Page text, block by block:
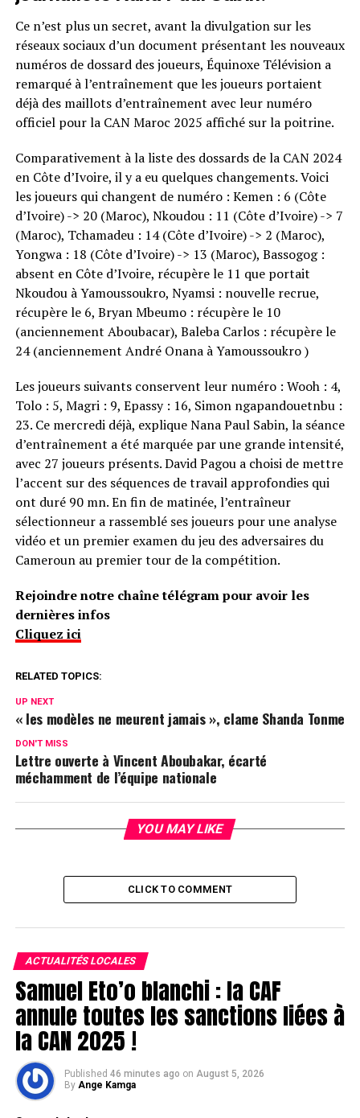
Ce n’est plus un secret, avant la divulgation sur les
réseaux sociaux d’un document présentant les nouveaux
numéros de dossard des joueurs, Équinoxe Télévision a
remarqué à l’entraînement que les joueurs portaient
déjà des maillots d’entraînement avec leur numéro
officiel pour la CAN Maroc 2025 affiché sur la poitrine.
Comparativement à la liste des dossards de la CAN 2024
en Côte d’Ivoire, il y a eu quelques changements. Voici
les joueurs qui changent de numéro : Kemen : 6 (Côte
d’Ivoire) -> 20 (Maroc), Nkoudou : 11 (Côte d’Ivoire) -> 7
(Maroc), Tchamadeu : 14 (Côte d’Ivoire) -> 2 (Maroc),
Yongwa : 18 (Côte d’Ivoire) -> 13 (Maroc), Bassogog :
absent en Côte d’Ivoire, récupère le 11 que portait
Nkoudou à Yamoussoukro, Nyamsi : nouvelle recrue,
récupère le 6, Bryan Mbeumo : récupère le 10
(anciennement Aboubacar), Baleba Carlos : récupère le
24 (anciennement André Onana à Yamoussoukro )
Les joueurs suivants conservent leur numéro : Wooh : 4,
Tolo : 5, Magri : 9, Epassy : 16, Simon ngapandouetnbu :
23. Ce mercredi déjà, explique Nana Paul Sabin, la séance
d’entraînement a été marquée par une grande intensité,
avec 27 joueurs présents. David Pagou a choisi de mettre
l’accent sur des séquences de travail approfondies qui
ont duré 90 mn. En fin de matinée, l’entraîneur
sélectionneur a rassemblé ses joueurs pour une analyse
vidéo et un premier examen du jeu des adversaires du
Cameroun au premier tour de la compétition.
Rejoindre notre chaîne télégram pour avoir les
dernières infos
Cliquez ici
RELATED TOPICS:
UP NEXT
« les modèles ne meurent jamais », clame Shanda Tonme
DON'T MISS
Lettre ouverte à Vincent Aboubakar, écarté
méchamment de l’équipe nationale
YOU MAY LIKE
CLICK TO COMMENT
ACTUALITÉS LOCALES
Samuel Eto’o blanchi : la CAF
annule toutes les sanctions liées à
la CAN 2025 !
Published 46 minutes ago on August 5, 2026
By Ange Kamga